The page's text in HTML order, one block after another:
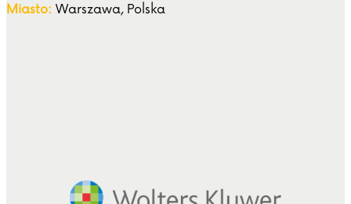
Miasto: Warszawa, Polska